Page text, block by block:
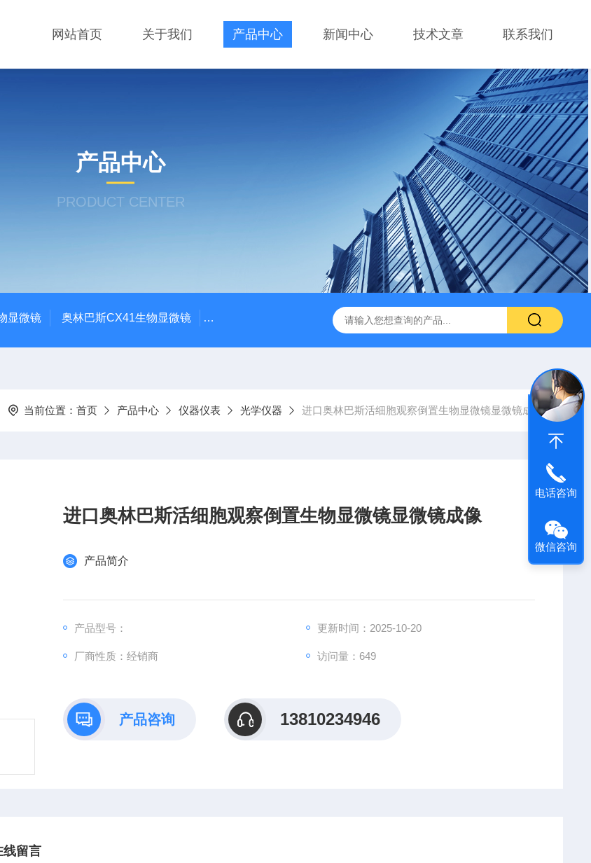
网站首页 关于我们 产品中心 新闻中心 技术文章 联系我们
产品中心
PRODUCT CENTER
显微镜 奥林巴斯CX41生物显微镜 奥林巴斯CX31生物显微镜 QAS 100Lī原位电化学质谱仪 全自动数字
当前位置： 首页 产品中心 仪器仪表 光学仪器 进口奥林巴斯活细胞观察倒置生物显微镜显微镜成像
进口奥林巴斯活细胞观察倒置生物显微镜显微镜成像
产品简介
产品型号： 更新时间：2025-10-20
厂商性质：经销商 访问量：649
产品咨询 13810234946
线留言
电话咨询
微信咨询